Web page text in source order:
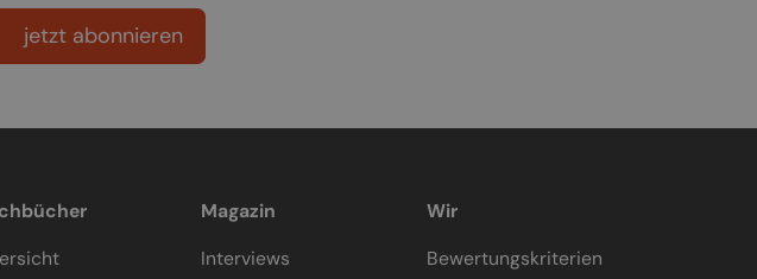
jetzt abonnieren
Magazin
Interviews
Wir
Bewertungskriterien